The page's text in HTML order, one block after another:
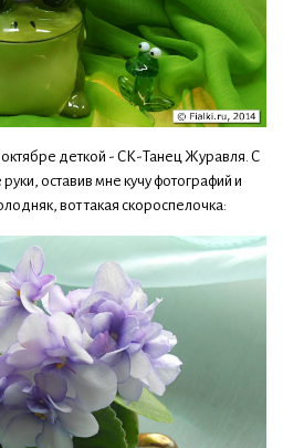
деткой - СК-Танец Журавля. С
оставив мне кучу фотографий и
вот такая скороспелочка: